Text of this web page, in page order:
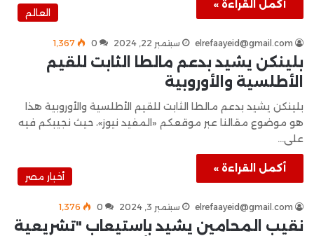
أكمل القراءة »
العالم
elrefaayeid@gmail.com سبتمبر 22, 2024 0 1٬367
بلينكن يشيد بدعم مالطا الثابت للقيم
الأطلسية والأوروبية
بلينكن يشيد بدعم مالطا الثابت للقيم الأطلسية والأوروبية هذا
هو موضوع مقالنا عبر موقعكم «المفيد نيوز»، حيث نجيبكم فيه
على…
أكمل القراءة »
أخبار مصر
elrefaayeid@gmail.com سبتمبر 3, 2024 0 1٬376
نقيب المحامين يشيد باستيعاب "تشريعية